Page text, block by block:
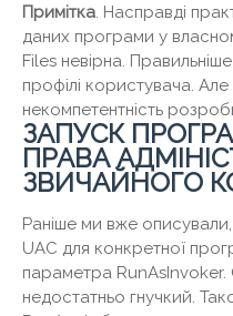
Примітка. Насправді
даних програми у
Files невірна.
профілі користувача. Але
некомпетентність
ЗАПУСК
ПРАВА
ЗВИЧАЙНОГО
Раніше ми вже
UAC для конкретної
параметра
недостатньо гнучкий.